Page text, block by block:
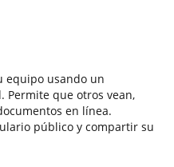
equipo usando un
Permite que otros vean,
en línea.
público y compartir su